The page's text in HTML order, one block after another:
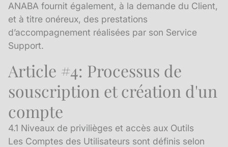
ANABA fournit également, à la demande du Client,
et à titre onéreux, des prestations
d’accompagnement réalisées par son Service
Support.
Article #4: Processus de
souscription et création d'un
compte
4.1 Niveaux de privilièges et accès aux Outils
Les Comptes des Utilisateurs sont définis selon